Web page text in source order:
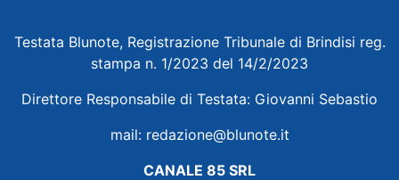
Testata Blunote, Registrazione Tribunale di Brindisi reg.
stampa n. 1/2023 del 14/2/2023
Direttore Responsabile di Testata: Giovanni Sebastio
mail: redazione@blunote.it
CANALE 85 SRL